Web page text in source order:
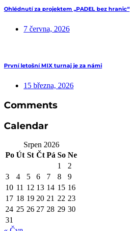
Ohlédnutí za projektem „PADEL bez hranic“
7 června, 2026
První letošní MIX turnaj je za námi
15 března, 2026
Comments
Calendar
Srpen 2026
Po Út St Čt Pá So Ne
1
2
3
4 5 6 7 8
9
10 11 12 13 14 15 16
17 18 19 20 21 22 23
24 25 26 27 28 29 30
31